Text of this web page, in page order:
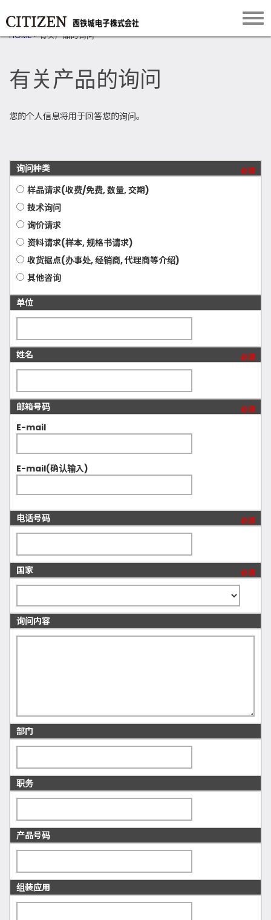
HOME>有关产品的询问
有关产品的询问
您的个人信息将用于回答您的询问。
询问种类 必須
样品请求(收费/免费, 数量, 交期)
技术询问
询价请求
资料请求(样本, 规格书请求)
收货据点(办事处, 经销商, 代理商等介绍)
其他咨询
单位
姓名 必須
邮箱号码 必須
E-mail
E-mail(确认输入)
电话号码 必須
国家 必須
询问内容
部门
职务
产品号码
组装应用